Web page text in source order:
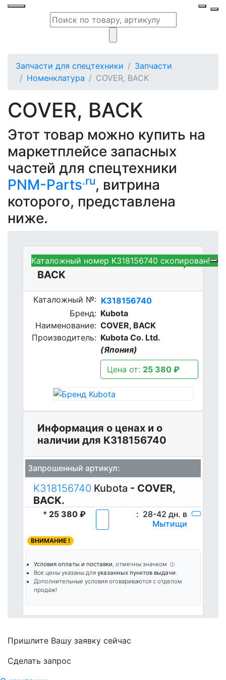
Запчасти для спецтехники
Запчасти
Номенклатура
COVER, BACK
COVER, BACK
Этот товар можно купить на
маркетплейсе запасных
частей для спецтехники
PNM-Parts.ru, витрина
которого, представлена
ниже.
Kubota K318156740 - COVER,
BACK
Каталожный №: K318156740
Бренд: Kubota
Наименование: COVER, BACK
Производитель: Kubota Co. Ltd.
(Япония)
Цена от: 25 380 ₽
Каталожный номер K318156740 скопирован!
Информация о ценах и о
наличии для K318156740
Запрошенный артикул:
K318156740 Kubota - COVER,
BACK.
* 25 380 ₽ : 28-42 дн. в
Мытищи
ВНИМАНИЕ !
Условия оплаты и поставки, отмечны значком ⓘ
Все цены указаны для указанных пунктов выдачи.
Дополнительные условия оговариваются с отделом
продаж!
Пришлите Вашу заявку сейчас
Cделать запрос